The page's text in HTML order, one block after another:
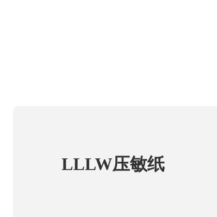
LLLW压敏纸